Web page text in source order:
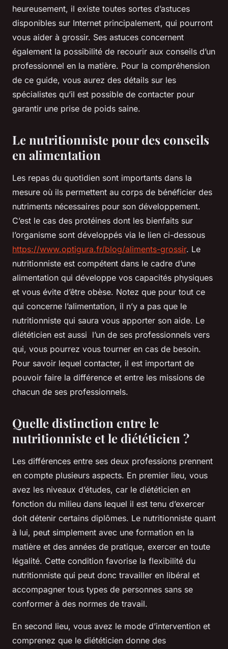
heureusement, il existe toutes sortes d’astuces
disponibles sur Internet principalement, qui pourront
vous aider à grossir. Ses astuces concernent
également la possibilité de recourir aux conseils d’un
professionnel en la matière. Pour la compréhension
de ce guide, vous aurez des détails sur les
spécialistes qu’il est possible de contacter pour
garantir une prise de poids saine.
Le nutritionniste pour des conseils
en alimentation
Les repas du quotidien sont importants dans la
mesure où ils permettent au corps de bénéficier des
nutriments nécessaires pour son développement.
C’est le cas des protéines dont les bienfaits sur
l’organisme sont développés via le lien ci-dessous
https://www.optigura.fr/blog/aliments-grossir. Le
nutritionniste est compétent dans le cadre d’une
alimentation qui développe vos capacités physiques
et vous évite d’être obèse. Notez que pour tout ce
qui concerne l’alimentation, il n’y a pas que le
nutritionniste qui saura vous apporter son aide. Le
diététicien est aussi l’un de ses professionnels vers
qui, vous pourrez vous tourner en cas de besoin.
Pour savoir lequel contacter, il est important de
pouvoir faire la différence et entre les missions de
chacun de ses professionnels.
Quelle distinction entre le
nutritionniste et le diététicien ?
Les différences entre ses deux professions prennent
en compte plusieurs aspects. En premier lieu, vous
avez les niveaux d’études, car le diététicien en
fonction du milieu dans lequel il est tenu d’exercer
doit détenir certains diplômes. Le nutritionniste quant
à lui, peut simplement avec une formation en la
matière et des années de pratique, exercer en toute
légalité. Cette condition favorise la flexibilité du
nutritionniste qui peut donc travailler en libéral et
accompagner tous types de personnes sans se
conformer à des normes de travail.
En second lieu, vous avez le mode d’intervention et
comprenez que le diététicien donne des